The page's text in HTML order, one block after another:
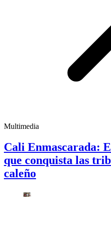
Multimedia
Cali Enmascarada:
que conquista las
caleño